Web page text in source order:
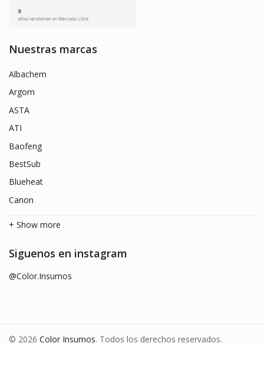
Nuestras marcas
Albachem
Argom
ASTA
ATI
Baofeng
BestSub
Blueheat
Canon
+ Show more
Siguenos en instagram
@Color.Insumos
© 2026 Color Insumos. Todos los derechos reservados.